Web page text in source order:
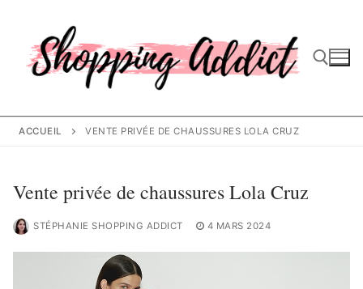
contenu
Rechercher :
ACCUEIL VENTE PRIVÉE DE CHAUSSURES LOLA CRUZ
Vente privée de chaussures Lola Cruz
STÉPHANIE SHOPPING ADDICT 4 MARS 2024